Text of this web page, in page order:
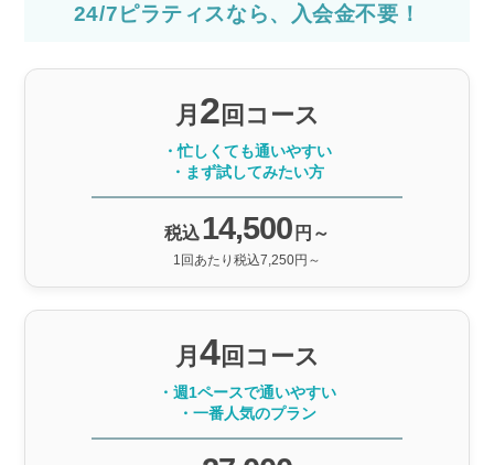
24/7ピラティスなら、入会金不要！
月 2 回コース
・忙しくても通いやすい
・まず試してみたい方
税込 14,500 円～
1回あたり税込7,250円～
月 4回コース
・週1ペースで通いやすい
・一番人気のプラン